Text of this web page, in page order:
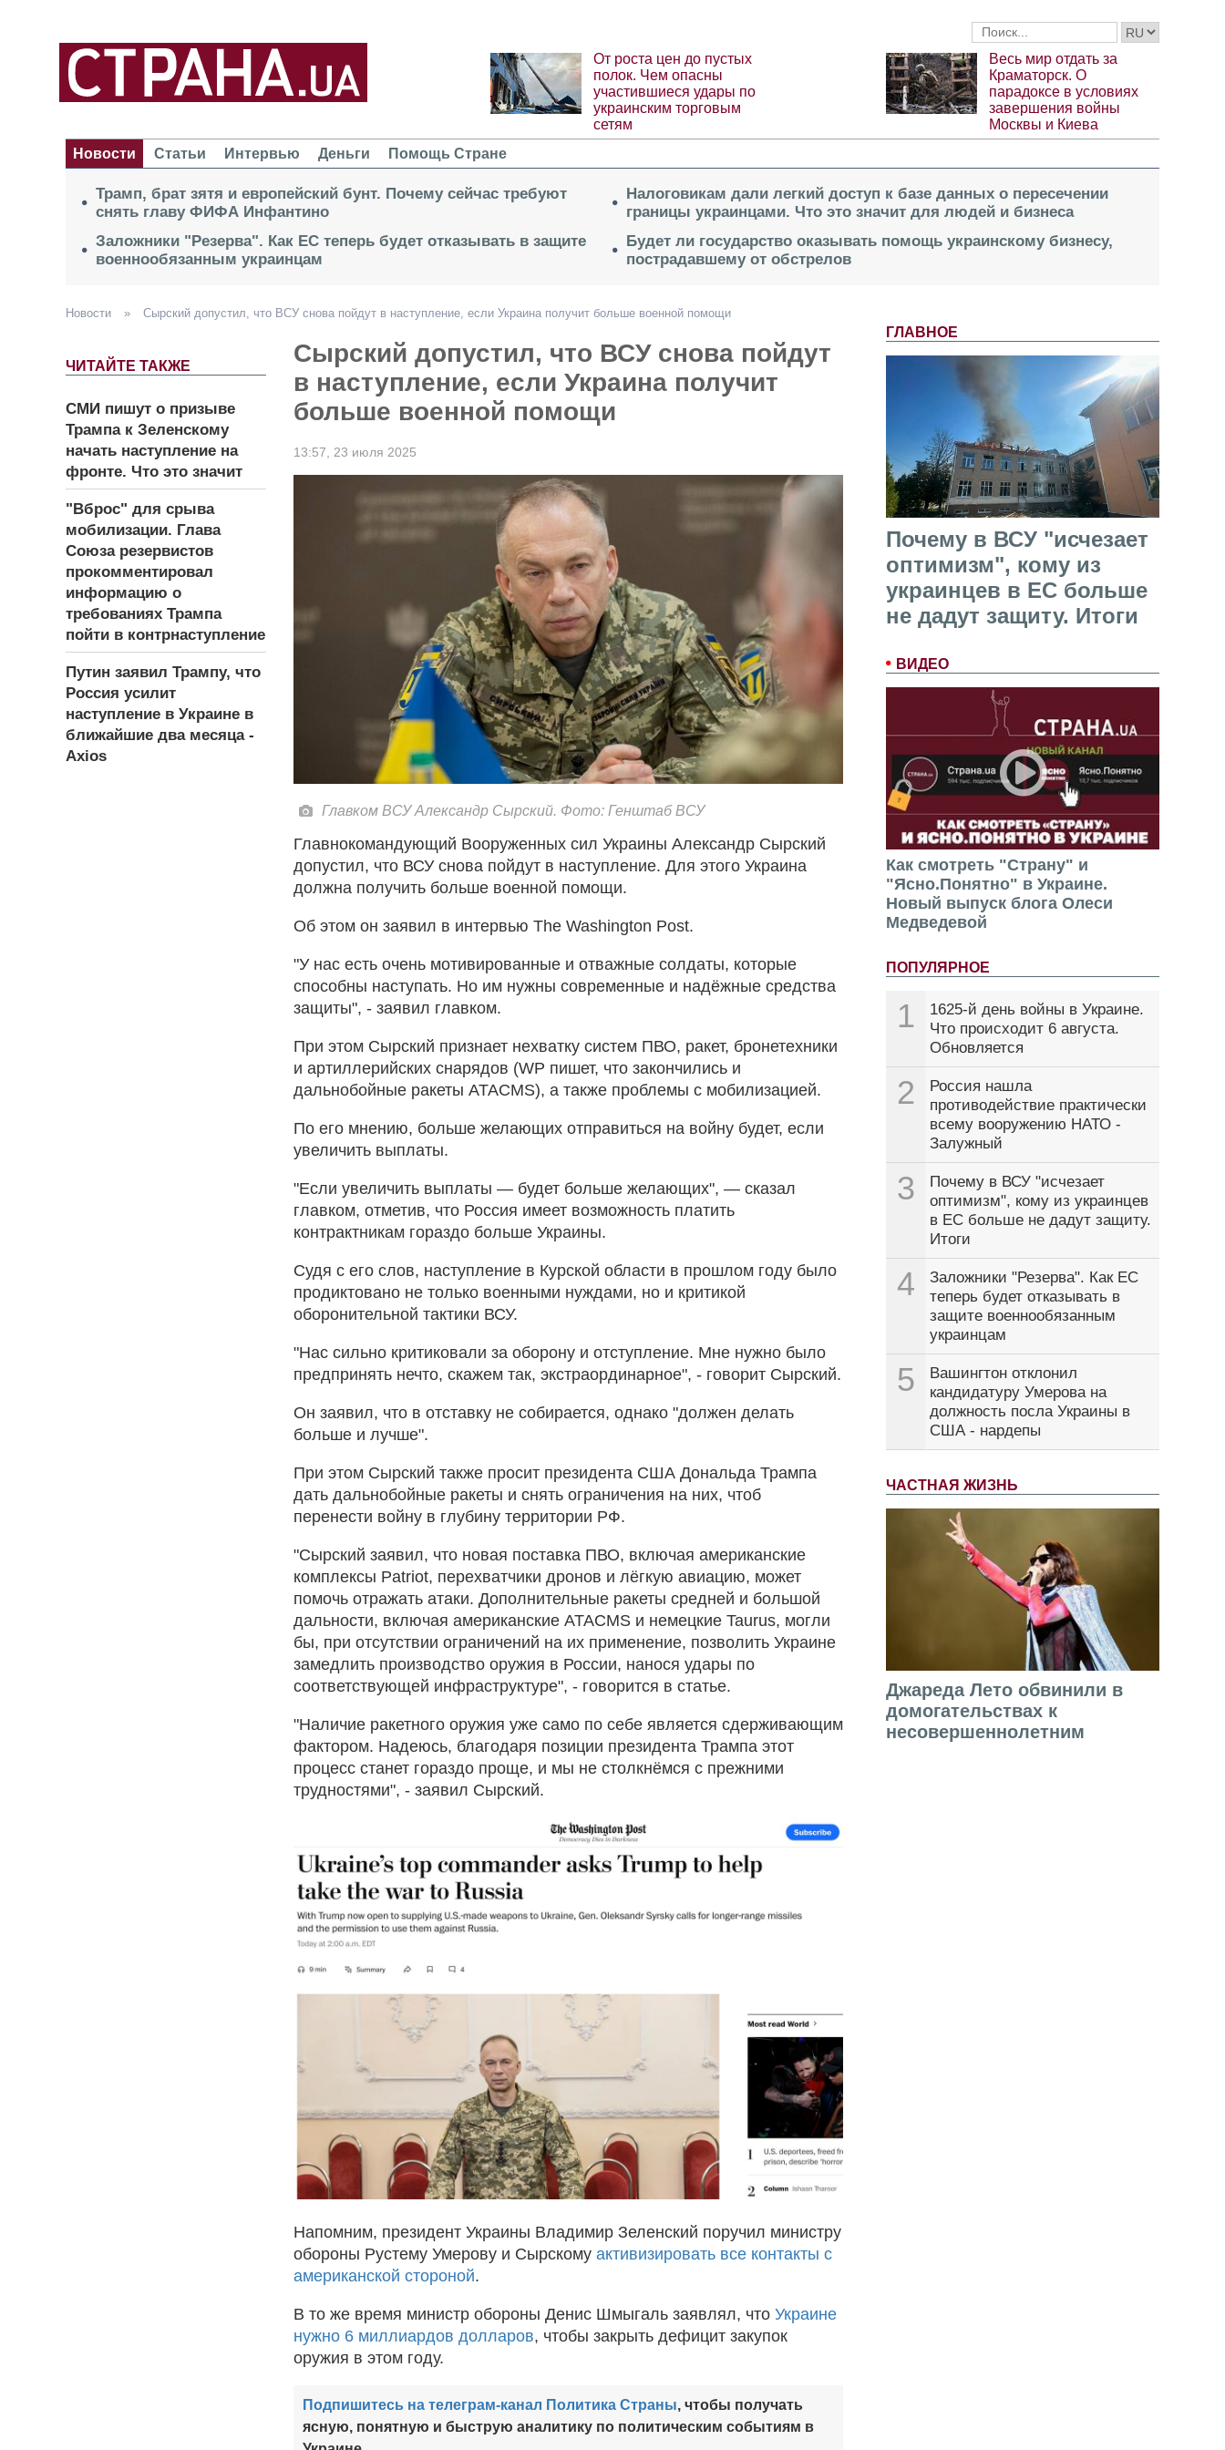
От роста цен до пустых
полок. Чем опасны
участившиеся удары по
украинским торговым
сетям
Весь мир отдать за
Краматорск. О
парадоксе в условиях
завершения войны
Москвы и Киева
Новости
Статьи Интервью Деньги Помощь Стране
Трамп, брат зятя и европейский бунт. Почему сейчас требуют
снять главу ФИФА Инфантино
Заложники "Резерва". Как ЕС теперь будет отказывать в защите
военнообязанным украинцам
Налоговикам дали легкий доступ к базе данных о пересечении
границы украинцами. Что это значит для людей и бизнеса
Будет ли государство оказывать помощь украинскому бизнесу,
пострадавшему от обстрелов
ГЛАВНОЕ
Почему в ВСУ "исчезает
оптимизм", кому из
украинцев в ЕС больше
не дадут защиту. Итоги
ВИДЕО
Как смотреть "Страну" и
"Ясно.Понятно" в Украине.
Новый выпуск блога Олеси
Медведевой
ПОПУЛЯРНОЕ
1
1625-й день войны в Украине.
Что происходит 6 августа.
Обновляется
2
Россия нашла
противодействие практически
всему вооружению НАТО -
Залужный
3
Почему в ВСУ "исчезает
оптимизм", кому из украинцев
в ЕС больше не дадут защиту.
Итоги
4
Заложники "Резерва". Как ЕС
теперь будет отказывать в
защите военнообязанным
украинцам
5
Вашингтон отклонил
кандидатуру Умерова на
должность посла Украины в
США - нардепы
ЧАСТНАЯ ЖИЗНЬ
Джареда Лето обвинили в
домогательствах к
несовершеннолетним
Новости » Сырский допустил, что ВСУ снова пойдут в наступление, если Украина получит больше военной помощи
ЧИТАЙТЕ ТАКЖЕ
СМИ пишут о призыве
Трампа к Зеленскому
начать наступление на
фронте. Что это значит
"Вброс" для срыва
мобилизации. Глава
Союза резервистов
прокомментировал
информацию о
требованиях Трампа
пойти в контрнаступление
Путин заявил Трампу, что
Россия усилит
наступление в Украине в
ближайшие два месяца -
Axios
Сырский допустил, что ВСУ снова пойдут
в наступление, если Украина получит
больше военной помощи
13:57, 23 июля 2025
Главком ВСУ Александр Сырский. Фото: Генштаб ВСУ
Главнокомандующий Вооруженных сил Украины Александр Сырский
допустил, что ВСУ снова пойдут в наступление. Для этого Украина
должна получить больше военной помощи.
Об этом он заявил в интервью The Washington Post.
"У нас есть очень мотивированные и отважные солдаты, которые
способны наступать. Но им нужны современные и надёжные средства
защиты", - заявил главком.
При этом Сырский признает нехватку систем ПВО, ракет, бронетехники
и артиллерийских снарядов (WP пишет, что закончились и
дальнобойные ракеты ATACMS), а также проблемы с мобилизацией.
По его мнению, больше желающих отправиться на войну будет, если
увеличить выплаты.
"Если увеличить выплаты — будет больше желающих", — сказал
главком, отметив, что Россия имеет возможность платить
контрактникам гораздо больше Украины.
Судя с его слов, наступление в Курской области в прошлом году было
продиктовано не только военными нуждами, но и критикой
оборонительной тактики ВСУ.
"Нас сильно критиковали за оборону и отступление. Мне нужно было
предпринять нечто, скажем так, экстраординарное", - говорит Сырский.
Он заявил, что в отставку не собирается, однако "должен делать
больше и лучше".
При этом Сырский также просит президента США Дональда Трампа
дать дальнобойные ракеты и снять ограничения на них, чтоб
перенести войну в глубину территории РФ.
"Сырский заявил, что новая поставка ПВО, включая американские
комплексы Patriot, перехватчики дронов и лёгкую авиацию, может
помочь отражать атаки. Дополнительные ракеты средней и большой
дальности, включая американские ATACMS и немецкие Taurus, могли
бы, при отсутствии ограничений на их применение, позволить Украине
замедлить производство оружия в России, нанося удары по
соответствующей инфраструктуре", - говорится в статье.
"Наличие ракетного оружия уже само по себе является сдерживающим
фактором. Надеюсь, благодаря позиции президента Трампа этот
процесс станет гораздо проще, и мы не столкнёмся с прежними
трудностями", - заявил Сырский.
Напомним, президент Украины Владимир Зеленский поручил министру
обороны Рустему Умерову и Сырскому активизировать все контакты с
американской стороной.
В то же время министр обороны Денис Шмыгаль заявлял, что Украине
нужно 6 миллиардов долларов, чтобы закрыть дефицит закупок
оружия в этом году.
Подпишитесь на телеграм-канал Политика Страны, чтобы получать
ясную, понятную и быструю аналитику по политическим событиям в